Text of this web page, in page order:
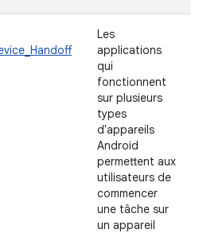
Les
applications
qui
fonctionnent
sur plusieurs
types
d'appareils
Android
permettent aux
utilisateurs de
commencer
une tâche sur
un appareil